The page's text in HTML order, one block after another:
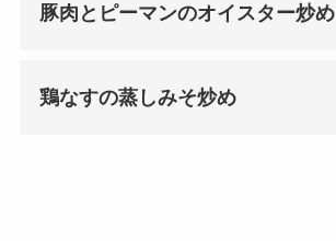
豚肉とピーマンのオイスター炒め
鶏なすの蒸しみそ炒め